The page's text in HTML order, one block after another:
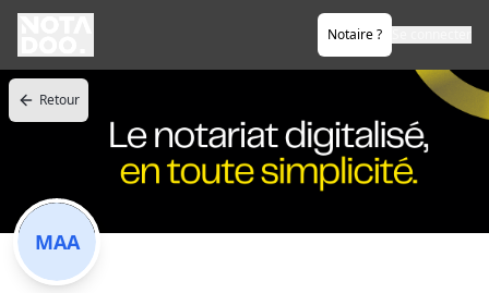
Notaire ?
Retour
MAA